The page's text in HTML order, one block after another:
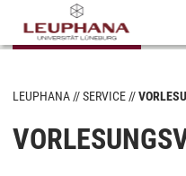
LEUPHANA SERVICE